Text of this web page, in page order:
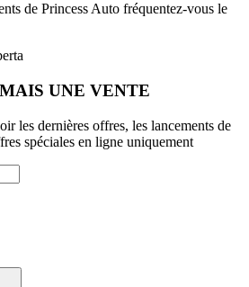
de Princess Auto fréquentez-vous le
UNE VENTE
les dernières offres, les lancements de
spéciales en ligne uniquement